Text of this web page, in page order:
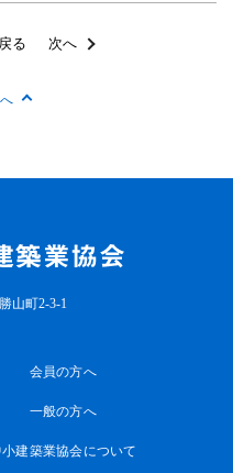
る 次へ
山町2-3-1
会員の方へ
一般の方へ
建築業協会について